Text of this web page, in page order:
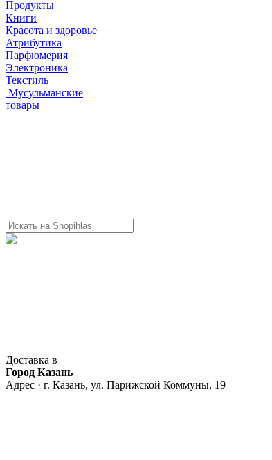
Продукты
Книги
Красота и здоровье
Атрибутика
Парфюмерия
Электроника
Текстиль
Мусульманские
товары
Доставка в
Город Казань
Адрес · г. Казань, ул. Парижской Коммуны, 19